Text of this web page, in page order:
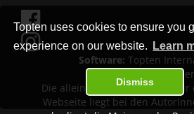
Topten uses cookies to ensure you
experience on our website.
Learn
Dismiss
Software: Topten
Inhalt:
Die alleinige Verantwortung
Webseite liegt bei den